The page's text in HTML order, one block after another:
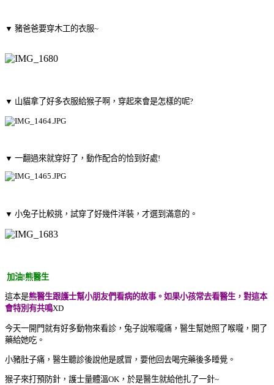
▼ 豬爸爸要穿木工的衣服~
▼ 山貓拿了好多衣服給猴子啊，穿起來會是怎樣的呢?
▼ 一翻過來就穿好了，動作配合的恰到好處!
▼ 小兔子比較挑，試穿了好幾件洋裝，才選到滿意的。
加油!熊醫生
這本是熊醫生跟護士幫小朋友們看病的故事。如果小孩常去看醫生，對這本
會特別有共鳴XD
今天一開門就有好多動物來看診，兔子說喉嚨痛，醫生幫她照了喉嚨，開了
藥給她吃。
小豬肚子痛，醫生聽診後說他是感冒，要他回去喝完藥後多睡覺。
猴子來打預防針，護士量體溫OK，於是醫生就給他扎了一針~